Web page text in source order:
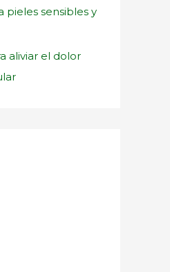
pieles sensibles y
aliviar el dolor